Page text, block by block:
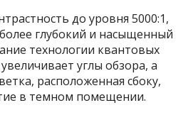
до уровня 5000:1,
глубокий и насыщенный
технологии квантовых
углы обзора, а
расположенная сбоку,
в темном помещении.